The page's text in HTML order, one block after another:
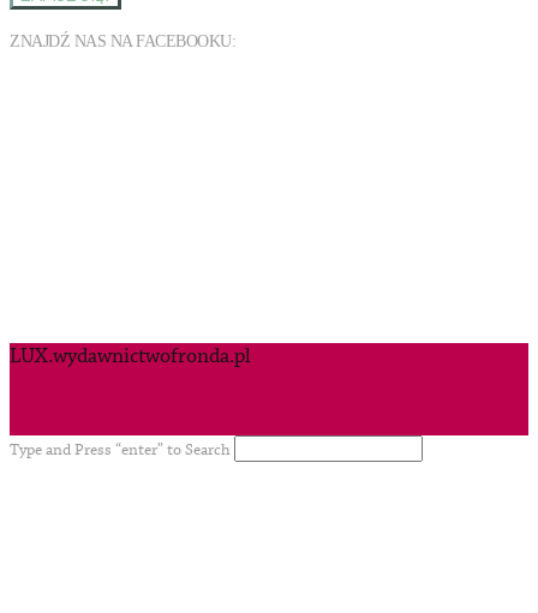
ZNAJDŹ NAS NA FACEBOOKU:
LUX.wydawnictwofronda.pl
Type and Press “enter” to Search